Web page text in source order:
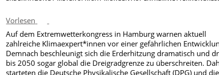
Vorlesen
Auf dem Extremwetterkongress in Hamburg warnen aktuell
zahlreiche Klimaexpert*innen vor einer gefährlichen
Demnach beschleunigt sich die Erderhitzung dramatisch und
bis 2050 sogar global die Dreigradgrenze zu überschreiten.
starteten die Deutsche Physikalische Gesellschaft (DPG) und die